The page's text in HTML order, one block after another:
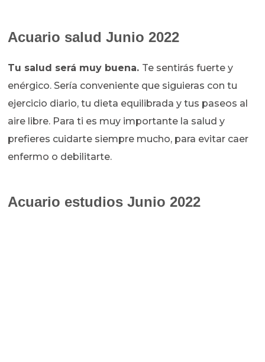
Acuario salud Junio 2022
Tu salud será muy buena. Te sentirás fuerte y
enérgico. Sería conveniente que siguieras con tu
ejercicio diario, tu dieta equilibrada y tus paseos al
aire libre. Para ti es muy importante la salud y
prefieres cuidarte siempre mucho, para evitar caer
enfermo o debilitarte.
Acuario estudios Junio 2022